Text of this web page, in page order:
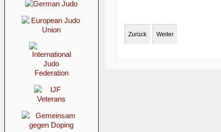
Zurück Weiter